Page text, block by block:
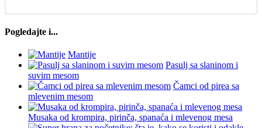
Pogledajte i...
Mantije
Pasulj sa slaninom i
suvim mesom
Čamci od pirea sa
mlevenim mesom
Musaka od krompira, pirinča, spanaća i mlevenog mesa